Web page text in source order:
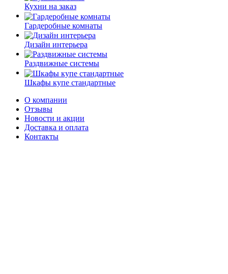
Кухни на заказ
Гардеробные комнаты
Дизайн интерьера
Раздвижные системы
Шкафы купе стандартные
О компании
Отзывы
Новости и акции
Доставка и оплата
Контакты